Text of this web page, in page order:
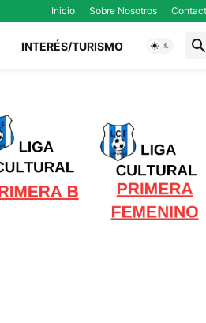
Inicio Sobre Nosotros
INTERÉS/TURISMO